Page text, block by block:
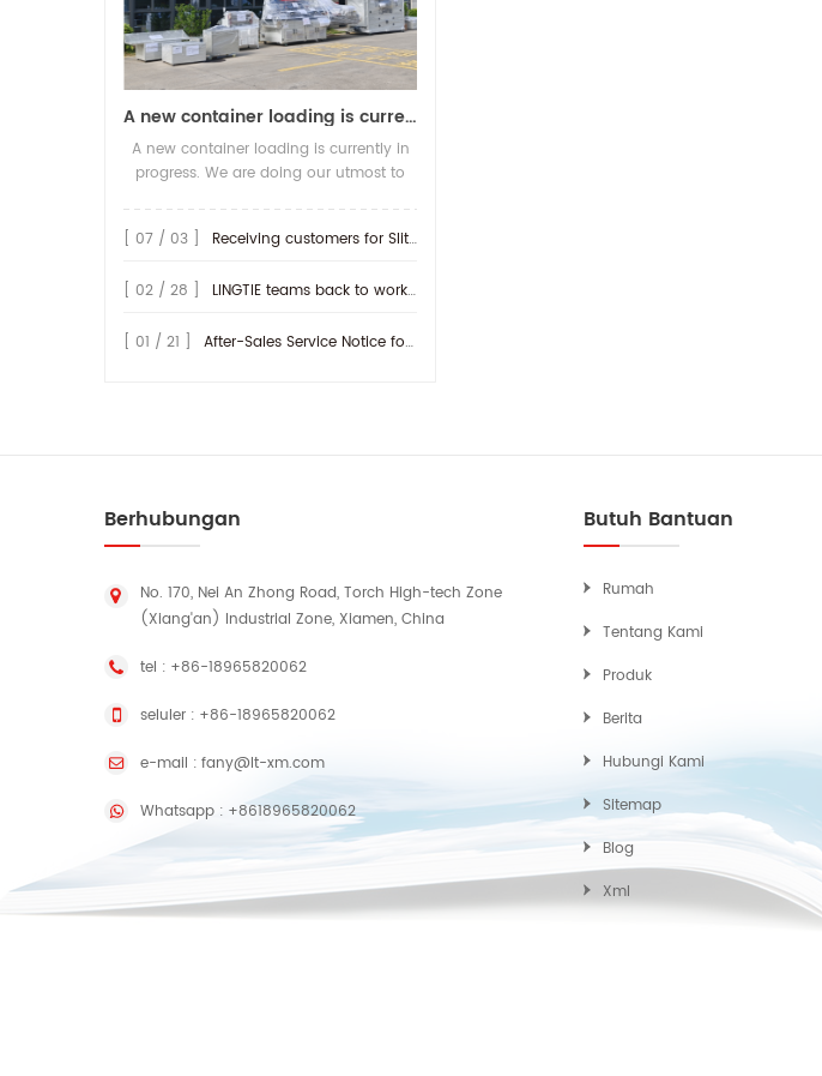
A new container loading is currently in progress.
A new container loading is currently in
progress. We are doing our utmost to
earliest possible time.
[ 07 / 03 ] Receiving customers for Slitting machine with differential Slip Shaft
[ 02 / 28 ] LINGTIE teams back to work at Feb.25th.
[ 01 / 21 ] After-Sales Service Notice for Turkey Region
Berhubungan
No. 170, Nei An Zhong Road, Torch High-tech Zone
(Xiang'an) Industrial Zone, Xiamen, China
tel : +86-18965820062
seluler : +86-18965820062
e-mail : fany@lt-xm.com
Whatsapp : +8618965820062
Butuh Bantuan
Rumah
Tentang Kami
Produk
Berita
Hubungi Kami
Sitemap
Blog
Xml